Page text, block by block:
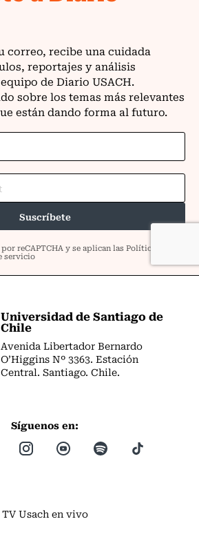
Universidad de Santiago de
Chile
Avenida Libertador Bernardo
O’Higgins Nº 3363. Estación
Central. Santiago. Chile.
Síguenos en:
TV Usach en vivo